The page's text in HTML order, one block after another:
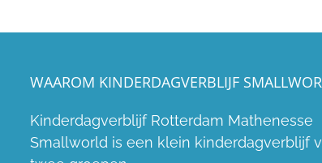
WAAROM KINDERDAGVERBLIJF
Kinderdagverblijf Rotterdam Mathenesse
Smallworld is een klein kinderdagverblijf